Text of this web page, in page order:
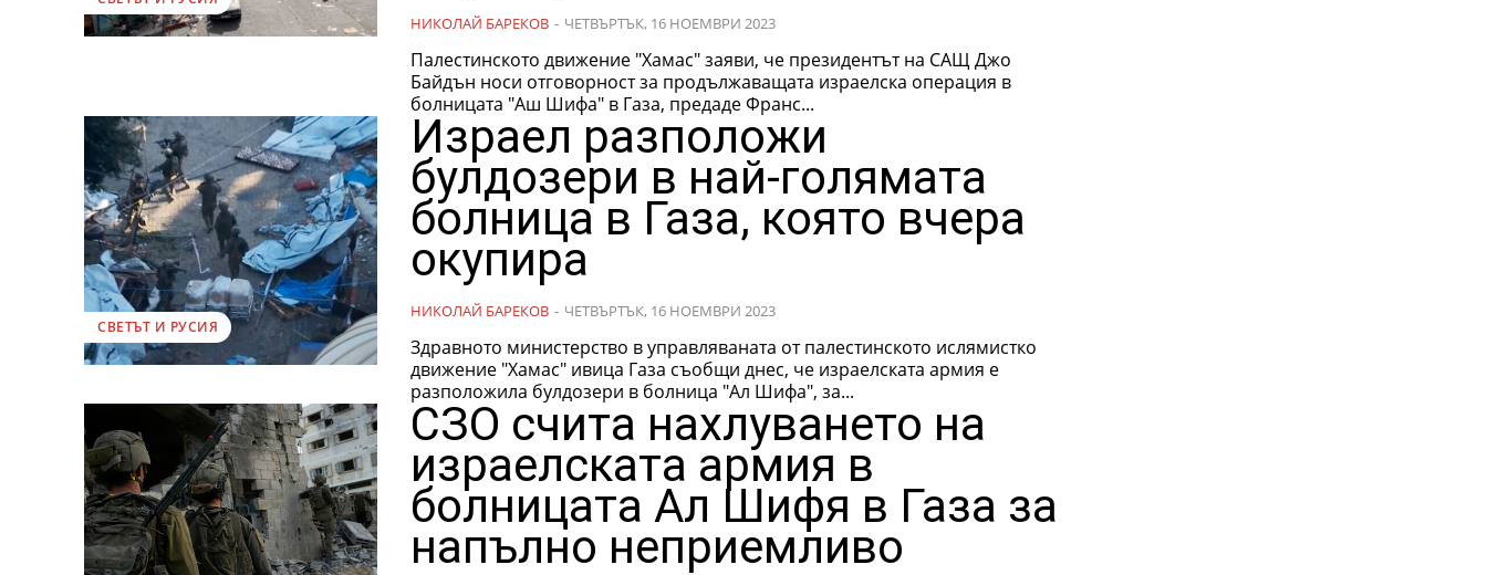
НИКОЛАЙ БАРЕКОВ - ЧЕТВЪРТЪК, 16 НОЕМВРИ 2023
Палестинското движение "Хамас" заяви, че президентът на САЩ Джо
Байдън носи отговорност за продължаващата израелска операция в
болницата "Аш Шифа" в Газа, предаде Франс...
СВЕТЪТ И РУСИЯ
Израел разположи
булдозери в най-голямата
болница в Газа, която вчера
окупира
НИКОЛАЙ БАРЕКОВ - ЧЕТВЪРТЪК, 16 НОЕМВРИ 2023
Здравното министерство в управляваната от палестинското ислямистко
движение "Хамас" ивица Газа съобщи днес, че израелската армия е
разположила булдозери в болница "Ал Шифа", за...
СЗО счита нахлуването на
израелската армия в
болницата Ал Шифя в Газа за
напълно неприемливо